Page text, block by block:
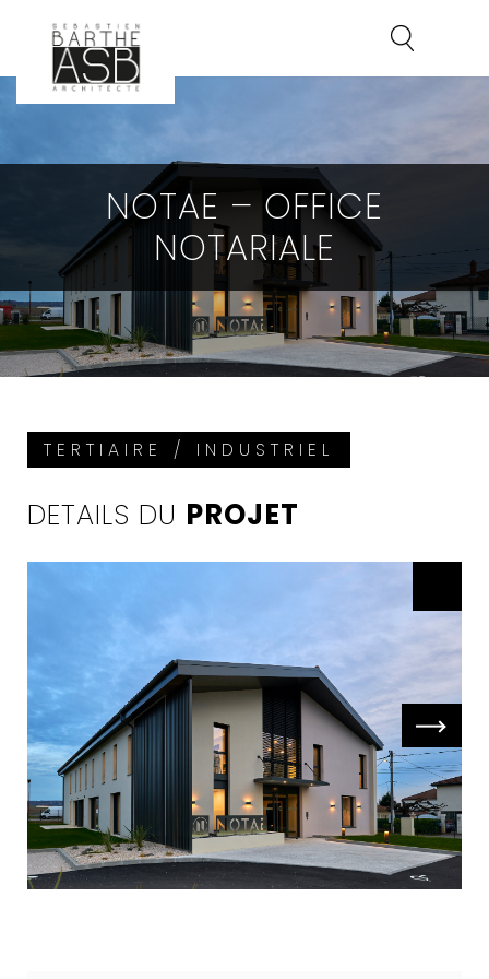
NOTAE – OFFICE
NOTARIALE
TERTIAIRE / INDUSTRIEL
DETAILS DU PROJET